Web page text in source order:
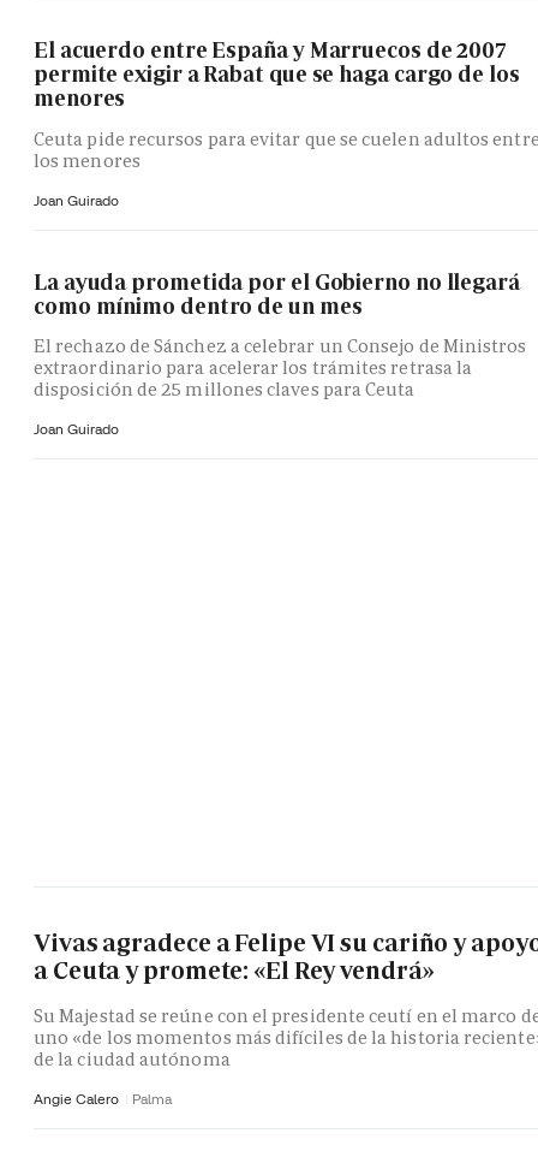
El acuerdo entre España y Marruecos de 2007
permite exigir a Rabat que se haga cargo de los
menores
Ceuta pide recursos para evitar que se cuelen adultos
los menores
Joan Guirado
La ayuda prometida por el Gobierno no llegará
como mínimo dentro de un mes
El rechazo de Sánchez a celebrar un Consejo de Ministros
extraordinario para acelerar los trámites retrasa la
disposición de 25 millones claves para Ceuta
Joan Guirado
Vivas agradece a Felipe VI su cariño y
a Ceuta y promete: «El Rey vendrá»
Su Majestad se reúne con el presidente ceutí en el marco
uno «de los momentos más difíciles de la historia
de la ciudad autónoma
Angie Calero Palma